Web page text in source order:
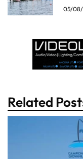
05/08/
Related